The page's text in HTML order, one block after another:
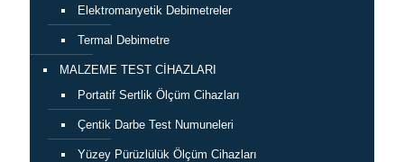
Elektromanyetik Debimetreler
Termal Debimetre
MALZEME TEST CİHAZLARI
Portatif Sertlik Ölçüm Cihazları
Çentik Darbe Test Numuneleri
Yüzey Pürüzlülük Ölçüm Cihazları